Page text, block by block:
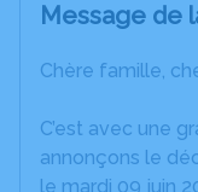
Message de
Chère famille,
C’est avec une
annonçons le
le mardi 09 juin